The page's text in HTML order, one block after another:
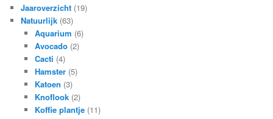
Jaaroverzicht (19)
Natuurlijk (63)
Aquarium (6)
Avocado(2)
Cacti (4)
Hamster(5)
Katoen (3)
Knoflook(2)
Koffie plantje(11)